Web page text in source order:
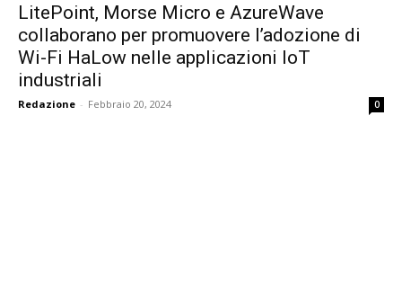
LitePoint, Morse Micro e AzureWave
collaborano per promuovere l’adozione di
Wi-Fi HaLow nelle applicazioni IoT
industriali
Redazione - Febbraio 20, 2024 0